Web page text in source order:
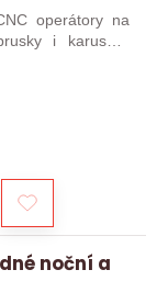
operátory na
i karusely.
i absolventi
noční a